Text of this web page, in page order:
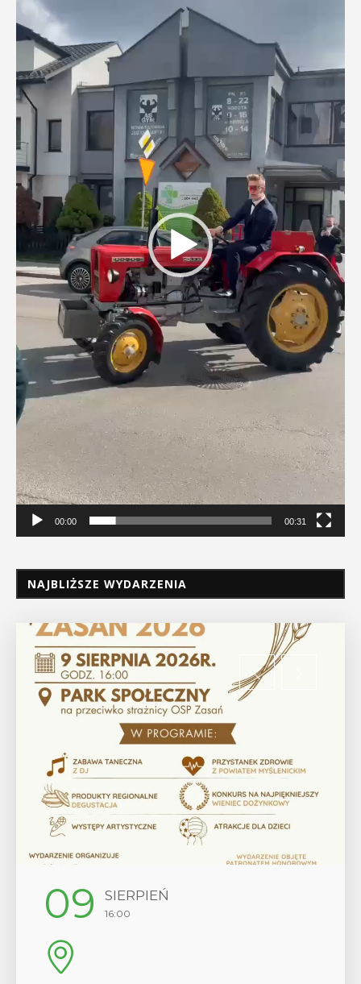
00:00 00:31
NAJBLIŻSZE WYDARZENIA
12 SIERPIEŃ
17:00